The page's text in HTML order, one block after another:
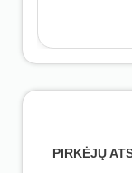
PIRKĖJŲ